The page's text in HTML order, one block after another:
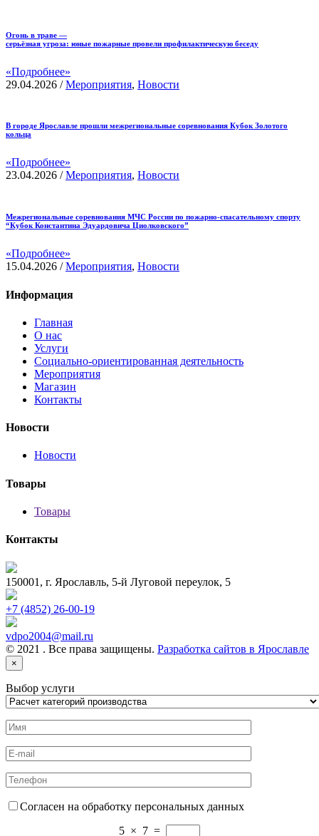
Огонь в траве —
серьёзная угроза: юные пожарные провели профилактическую беседу
«Подробнее»
29.04.2026 /Мероприятия, Новости
В городе Ярославле прошли межрегиональные соревнования Кубок Золотого
кольца
«Подробнее»
23.04.2026 /Мероприятия, Новости
Межрегиональные соревнования МЧС России по пожарно-спасательному спорту
“Кубок Константина Эдуардовича Циолковского”
«Подробнее»
15.04.2026 /Мероприятия, Новости
Информация
Главная
О нас
Услуги
Социально-ориентированная деятельность
Мероприятия
Магазин
Контакты
Новости
Новости
Товары
Товары
Контакты
150001, г. Ярославль, 5-й Луговой переулок, 5
+7 (4852) 26-00-19
vdpo2004@mail.ru
© 2021 . Все права защищены. Разработка сайтов в Ярославле
×
Выбор услуги
Согласен на обработку персональных данных
5 × 7 =